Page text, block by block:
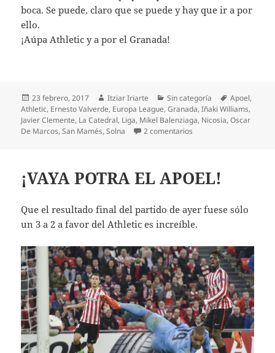
boca. Se puede, claro que se puede y hay que ir a por
ello.
¡Aúpa Athletic y a por el Granada!
Publicado
el
23 febrero, 2017 Autor
Itziar Iriarte Categorías
Sin categoría Etiquetas
Apoel,
Athletic, Ernesto Valverde, Europa League,Granada,Iñaki Williams,
Javier Clemente, La Catedral, Liga, Mikel Balenziaga, Nicosia,Oscar
De Marcos,San Mamés,Solna 2 comentarios
¡VAYA POTRA EL APOEL!
Que el resultado final del partido de ayer fuese sólo
un 3 a 2 a favor del Athletic es increíble.